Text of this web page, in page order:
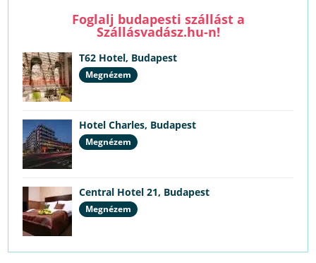
Foglalj budapesti szállást a
Szállásvadász.hu-n!
T62 Hotel, Budapest
Megnézem
Hotel Charles, Budapest
Megnézem
Central Hotel 21, Budapest
Megnézem